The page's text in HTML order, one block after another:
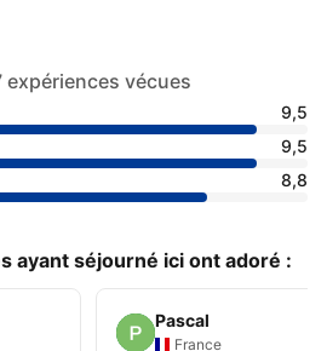
expériences vécues
9,5
9,5
8,8
ayant séjourné ici ont adoré :
Pascal
France